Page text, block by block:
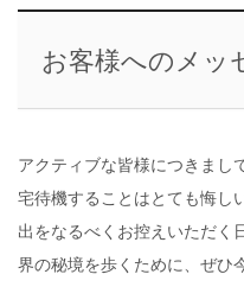
お客様へのメッ
アクティブな皆様につきまし
宅待機することはとても悔し
出をなるべくお控えいただく
界の秘境を歩くために、ぜひ